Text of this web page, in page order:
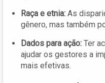
Raça e etnia: As
gênero, mas também
Dados para ação: Ter
ajudar os gestores a
mais efetivas.